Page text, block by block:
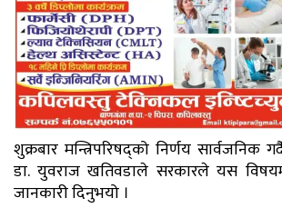
शुक्रबार मन्त्रिपरिषद्को निर्णय सार्वजनिक
डा. युवराज खतिवडाले सरकारले यस
जानकारी दिनुभयो ।